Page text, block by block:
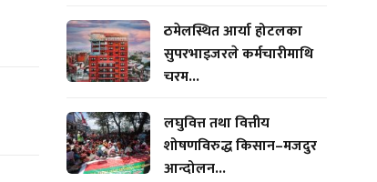
ठमेलस्थित आर्या होटलका
सुपरभाइजरले कर्मचारीमाथि
चरम...
लघुवित्त तथा वित्तीय
शोषणविरुद्ध किसान–मजदुर
आन्दोलन...